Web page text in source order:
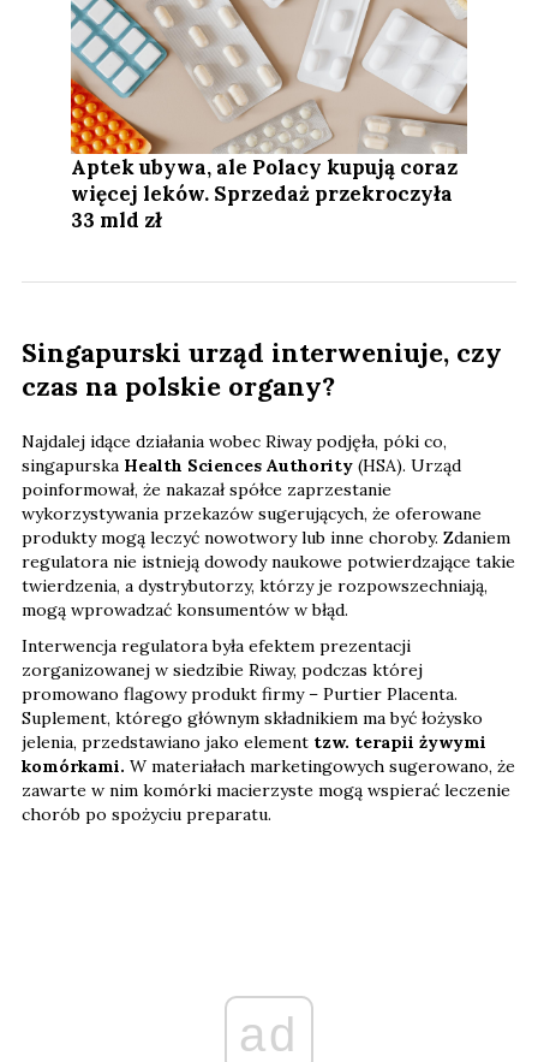
Aptek ubywa, ale Polacy kupują coraz
więcej leków. Sprzedaż przekroczyła
33 mld zł
Singapurski urząd interweniuje, czy
czas na polskie organy?
Najdalej idące działania wobec Riway podjęła, póki co,
singapurska Health Sciences Authority (HSA). Urząd
poinformował, że nakazał spółce zaprzestanie
wykorzystywania przekazów sugerujących, że oferowane
produkty mogą leczyć nowotwory lub inne choroby. Zdaniem
regulatora nie istnieją dowody naukowe potwierdzające takie
twierdzenia, a dystrybutorzy, którzy je rozpowszechniają,
mogą wprowadzać konsumentów w błąd.
Interwencja regulatora była efektem prezentacji
zorganizowanej w siedzibie Riway, podczas której
promowano flagowy produkt firmy – Purtier Placenta.
Suplement, którego głównym składnikiem ma być łożysko
jelenia, przedstawiano jako element tzw. terapii żywymi
komórkami. W materiałach marketingowych sugerowano, że
zawarte w nim komórki macierzyste mogą wspierać leczenie
chorób po spożyciu preparatu.
ad